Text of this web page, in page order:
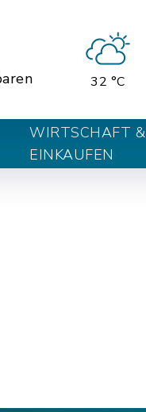
32 °C
WIRTSCHAFT &
EINKAUFEN